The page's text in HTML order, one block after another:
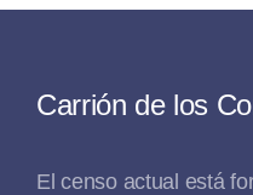
Carrión de los
El censo actual está